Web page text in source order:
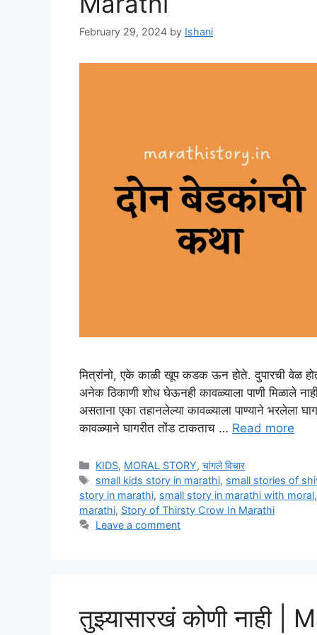
February 29, 2024 by Ishani
मित्रांनो, एके काळी खूप कडक ऊन होते. दुपारची वेळ
अनेक ठिकाणी शोध घेऊनही कावळ्याला पाणी मिळाले
असताना एका तहानलेल्या कावळ्याला पाण्याने भरलेला
कावळ्याने घागरीत तोंड टाकताच … Read more
Categories
KIDS, MORAL STORY,चांगले विचार
Tags
small kids story in marathi, small stories of
story in marathi, small story in marathi with moral
marathi, Story of Thirsty Crow In Marathi
Leave a comment
तुझ्यासारखं कोणी नाही